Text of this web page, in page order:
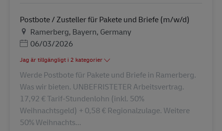
Postbote / Zusteller für Pakete und Briefe (m/w/d)
PlatsRamerberg, Bayern, Germany
Posted Date
06/03/2026
Jag är tillgängligt i 2 kategorier
Werde Postbote für Pakete und Briefe in Ramerberg.
Was wir bieten. UNBEFRISTETER Arbeitsvertrag.
17,92 € Tarif-Stundenlohn (inkl. 50%
Weihnachtsgeld) + 0,58 € Regionalzulage. Weitere
50% Weihnachts...